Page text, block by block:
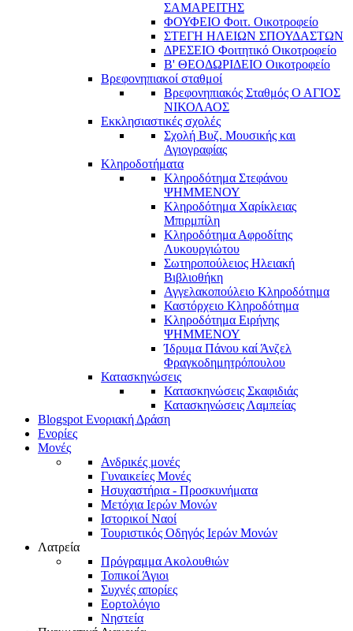
ΣΑΜΑΡΕΙΤΗΣ
ΦΟΥΦΕΙΟ Φοιτ. Οικοτροφείο
ΣΤΕΓΗ ΗΛΕΙΩΝ ΣΠΟΥΔΑΣΤΩΝ
ΔΡΕΣΕΙΟ Φοιτητικό Οικοτροφείο
Β' ΘΕΟΔΩΡΙΔΕΙΟ Οικοτροφείο
Βρεφονηπιακοί σταθμοί
Βρεφονηπιακός Σταθμός Ο ΑΓΙΟΣ
ΝΙΚΟΛΑΟΣ
Εκκλησιαστικές σχολές
Σχολή Βυζ. Μουσικής και
Αγιογραφίας
Κληροδοτήματα
Κληροδότημα Στεφάνου
ΨΗΜΜΕΝΟΥ
Κληροδότημα Χαρίκλειας
Μπιρμπίλη
Κληροδότημα Αφροδίτης
Λυκουργιώτου
Σωτηροπούλειος Ηλειακή
Βιβλιοθήκη
Αγγελακοπούλειο Κληροδότημα
Καστόρχειο Κληροδότημα
Κληροδότημα Ειρήνης
ΨΗΜΜΕΝΟΥ
Ίδρυμα Πάνου καί Άνζελ
Φραγκοδημητρόπουλου
Κατασκηνώσεις
Κατασκηνώσεις Σκαφιδιάς
Κατασκηνώσεις Λαμπείας
Blogspot Ενοριακή Δράση
Ενορίες
Μονές
Ανδρικές μονές
Γυναικείες Μονές
Ησυχαστήρια - Προσκυνήματα
Μετόχια Ιερών Μονών
Ιστορικοί Ναοί
Τουριστικός Οδηγός Ιερών Μονών
Λατρεία
Πρόγραμμα Ακολουθιών
Τοπικοί Άγιοι
Συχνές απορίες
Εορτολόγιο
Νηστεία